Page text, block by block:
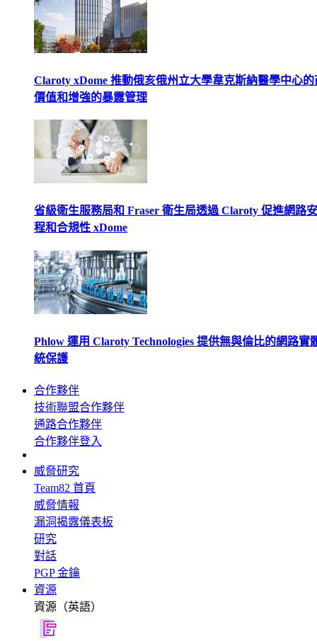
Claroty xDome 推動俄亥俄州立大學韋克斯納醫學中心的
價值和增強的暴露管理
省級衛生服務局和 Fraser 衛生局透過 Claroty 促進網路
程和合規性 xDome
Phlow 運用 Claroty Technologies 提供無與倫比的網路實
統保護
合作夥伴
技術聯盟合作夥伴
通路合作夥伴
合作夥伴登入
威脅研究
Team82 首頁
威脅情報
漏洞揭露儀表板
研究
對話
PGP 金鑰
資源
資源（英語）